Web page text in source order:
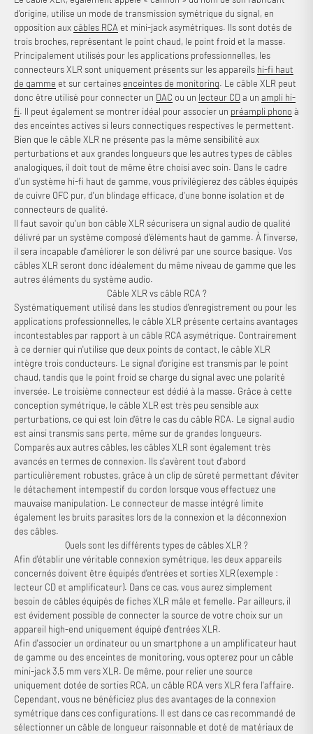
d'origine, utilise un mode de transmission symétrique du signal, en
opposition aux câbles RCA et mini-jack asymétriques. Ils sont dotés de
trois broches, représentant le point chaud, le point froid et la masse.
Principalement utilisés pour les applications professionnelles, les
connecteurs XLR sont uniquement présents sur les appareils hi-fi haut
de gamme et sur certaines enceintes de monitoring. Le câble XLR peut
donc être utilisé pour connecter un DAC ou un lecteur CDa un ampli hi-
fi. Il peut également se montrer idéal pour associer un préampli phono à
des enceintes actives si leurs connectiques respectives le permettent.
Bien que le câble XLR ne présente pas la même sensibilité aux
perturbations et aux grandes longueurs que les autres types de câbles
analogiques, il doit tout de même être choisi avec soin. Dans le cadre
d'un système hi-fi haut de gamme, vous privilégierez des câbles équipés
de cuivre OFC pur, d'un blindage efficace, d'une bonne isolation et de
connecteurs de qualité.
Il faut savoir qu'un bon câble XLR sécurisera un signal audio de qualité
délivré par un système composé d'éléments haut de gamme. À l'inverse,
il sera incapable d'améliorer le son délivré par une source basique. Vos
câbles XLR seront donc idéalement du même niveau de gamme que les
autres éléments du système audio.
Câble XLR vs câble RCA ?
Systématiquement utilisé dans les studios d'enregistrement ou pour les
applications professionnelles, le câble XLR présente certains avantages
incontestables par rapport à un câble RCA asymétrique. Contrairement
à ce dernier qui n'utilise que deux points de contact, le câble XLR
intègre trois conducteurs. Le signal d'origine est transmis par le point
chaud, tandis que le point froid se charge du signal avec une polarité
inversée. Le troisième connecteur est dédié à la masse. Grâce à cette
conception symétrique, le câble XLR est très peu sensible aux
perturbations, ce qui est loin d'être le cas du câble RCA. Le signal audio
est ainsi transmis sans perte, même sur de grandes longueurs.
Comparés aux autres câbles, les câbles XLR sont également très
avancés en termes de connexion. Ils s'avèrent tout d'abord
particulièrement robustes, grâce à un clip de sûreté permettant d'éviter
le détachement intempestif du cordon lorsque vous effectuez une
mauvaise manipulation. Le connecteur de masse intégré limite
également les bruits parasites lors de la connexion et la déconnexion
des câbles.
Quels sont les différents types de câbles XLR ?
Afin d'établir une véritable connexion symétrique, les deux appareils
concernés doivent être équipés d'entrées et sorties XLR (exemple :
lecteur CD et amplificateur). Dans ce cas, vous aurez simplement
besoin de câbles équipés de fiches XLR mâle et femelle. Par ailleurs, il
est évidement possible de connecter la source de votre choix sur un
appareil high-end uniquement équipé d'entrées XLR.
Afin d'associer un ordinateur ou un smartphone a un amplificateur haut
de gamme ou des enceintes de monitoring, vous opterez pour un câble
mini-jack 3,5 mm vers XLR. De même, pour relier une source
uniquement dotée de sorties RCA, un câble RCA vers XLR fera l'affaire.
Cependant, vous ne bénéficiez plus des avantages de la connexion
symétrique dans ces configurations. Il est dans ce cas recommandé de
sélectionner un câble de longueur raisonnable et doté de matériaux de
Connexion requise
Connectez-vous à votre compte pour ajouter des produits à
votre liste de souhaits et afficher vos articles précédemment
enregistrés.
Se connecter